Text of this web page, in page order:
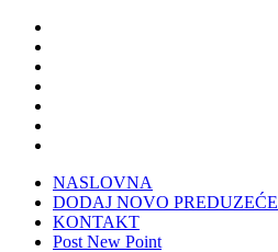
NASLOVNA
DODAJ NOVO PREDUZEĆE
KONTAKT
Post New Point